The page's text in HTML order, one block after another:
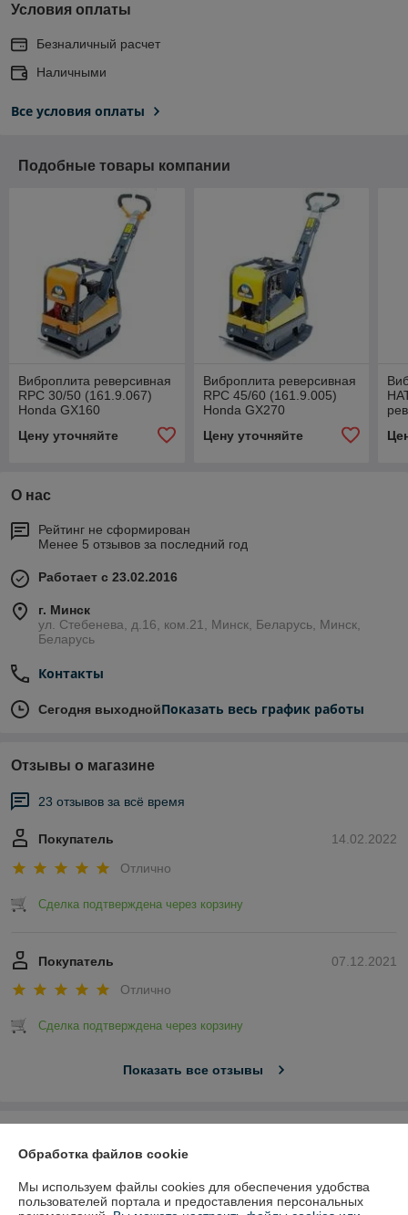
Условия оплаты
Безналичный расчет
Наличными
Все условия оплаты
Подобные товары компании
Виброплита реверсивная
RPC 30/50 (161.9.067)
Honda GX160
Цену уточняйте
Виброплита реверсивная
RPC 45/60 (161.9.005)
Honda GX270
Цену уточняйте
О нас
Рейтинг не сформирован
Менее 5 отзывов за последний год
Работает с 23.02.2016
г. Минск
ул. Стебенева, д.16, ком.21, Минск, Беларусь, Минск,
Беларусь
Контакты
Сегодня выходнойПоказать весь график работы
Отзывы о магазине
23 отзывов за всё время
14.02.2022
Покупатель
Отлично
Сделка подтверждена через корзину
07.12.2021
Покупатель
Отлично
Сделка подтверждена через корзину
Показать все отзывы
Обработка файлов cookie
Мы используем файлы cookies для обеспечения удобства
пользователей портала и предоставления персональных